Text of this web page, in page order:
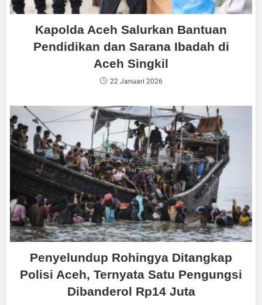
Kapolda Aceh Salurkan Bantuan
Pendidikan dan Sarana Ibadah di
Aceh Singkil
22 Januari 2026
Penyelundup Rohingya Ditangkap
Polisi Aceh, Ternyata Satu Pengungsi
Dibanderol Rp14 Juta